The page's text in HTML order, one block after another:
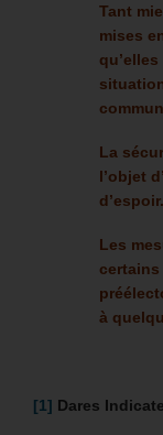
Tant
mises
La
l’objet
d’espoir.
Les
à
[1] Dares